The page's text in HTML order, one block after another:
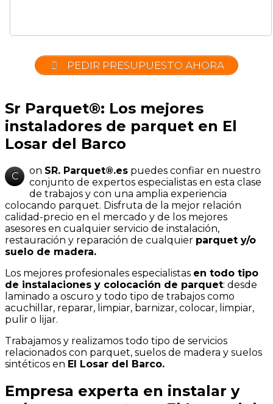
PEDIR PRESUPUESTO AHORA
Sr Parquet®: Los mejores
instaladores de parquet en El
Losar del Barco
C on SR. Parquet®.es puedes confiar en nuestro
conjunto de expertos especialistas en esta clase
de trabajos y con una amplia experiencia
colocando parquet. Disfruta de la mejor relación
calidad-precio en el mercado y de los mejores
asesores en cualquier servicio de instalación,
restauración y reparación de cualquier parquet y/o
suelo de madera.
Los mejores profesionales especialistas en todo tipo
de instalaciones y colocación de parquet: desde
laminado a oscuro y todo tipo de trabajos como
acuchillar, reparar, limpiar, barnizar, colocar, limpiar,
pulir o lijar.
Trabajamos y realizamos todo tipo de servicios
relacionados con parquet, suelos de madera y suelos
sintéticos en El Losar del Barco.
Empresa experta en instalar y